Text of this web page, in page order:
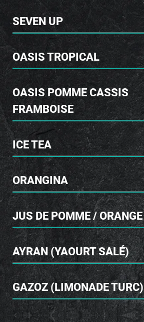
SEVEN UP
OASIS TROPICAL
OASIS POMME CASSIS
FRAMBOISE
ICE TEA
ORANGINA
JUS DE POMME / ORANGE
AYRAN (YAOURT SALÉ)
GAZOZ (LIMONADE TURC)